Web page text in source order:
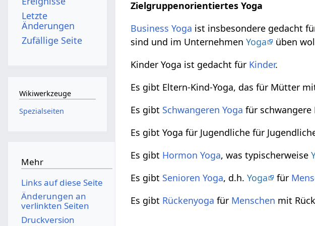
Zielgruppenorientiertes Yoga
Business Yoga ist insbesondere gedacht
sind und im UnternehmenYoga
üben
Kinder Yoga ist gedacht für Kinder.
Es gibt Eltern-Kind-Yoga, das für Mütter
Es gibt Schwangeren Yoga für schwangere
Es gibt Yoga für Jugendliche für
Es gibt Hormon Yoga, was typischerweise
Es gibt Senioren Yoga, d.h.Yoga für
Es gibt Rückenyoga für Menschen mit
Letzte
Änderungen
Zufällige Seite
Wikiwerkzeuge
Spezialseiten
Mehr
Links auf diese Seite
Änderungen an
verlinkten Seiten
Druckversion